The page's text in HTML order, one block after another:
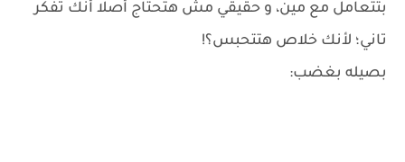
بتتعامل مع مين، و حقيقي مش هتحتاج أصلا أنك تفكر
تاني؛ لأنك خلاص هتتحبس؟!
بصيله بغضب: